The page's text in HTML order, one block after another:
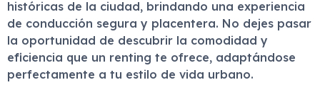
históricas de la ciudad, brindando una experiencia
de conducción segura y placentera. No dejes pasar
la oportunidad de descubrir la comodidad y
eficiencia que un renting te ofrece, adaptándose
perfectamente a tu estilo de vida urbano.